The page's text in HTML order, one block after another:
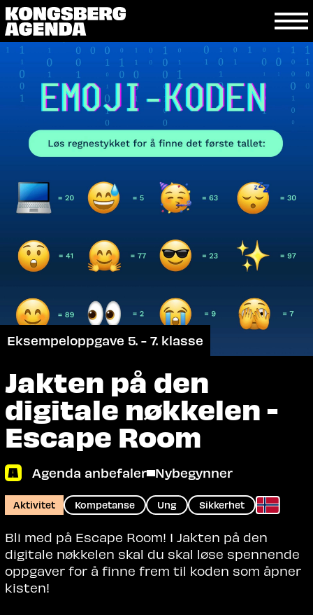
Jakten på den
digitale nøkkelen -
Escape Room
Agenda anbefaler Nybegynner
Aktivitet Kompetanse Ung Sikkerhet
Bli med på Escape Room! I Jakten på den
digitale nøkkelen skal du skal løse spennende
oppgaver for å finne frem til koden som åpner
kisten!
Eksempeloppgave 5. - 7. klasse